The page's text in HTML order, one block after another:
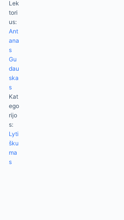
Lek
tori
us:
Ant
ana
s
Gu
dau
ska
s
Kat
ego
rijo
s:
Lyti
šku
ma
s